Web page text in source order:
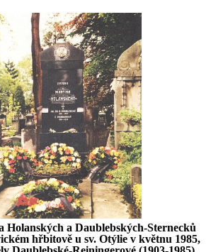
Holanských a Daublebských-Sternecků
hřbitově u sv. Otýlie v květnu 1985,